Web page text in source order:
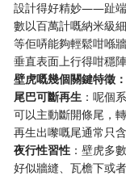
設計得好精妙——趾端
數以百萬計嘅納米級
等佢哢能夠輕鬆咁喺
垂直表面上行得咁穩陣
壁虎嘅幾個關鍵特徵：
尾巴可斷再生 ：呢個
可以主動斷開條尾，
再生出嚟嘅尾通常只
夜行性習性 ：壁虎多
好似牆縫、瓦檐下或